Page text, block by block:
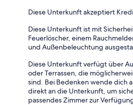
Diese Unterkunft akzeptiert
Diese Unterkunft ist mit
Feuerlöscher, einem
und Außenbeleuchtung
Diese Unterkunft verfügt über
oder Terrassen, die
sind. Bei Bedenken wende dich
direkt an die Unterkunft, um
passendes Zimmer zur